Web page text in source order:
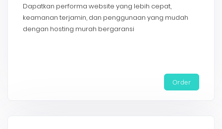
Dapatkan performa website yang lebih cepat,
keamanan terjamin, dan penggunaan yang mudah
dengan hosting murah bergaransi
Order